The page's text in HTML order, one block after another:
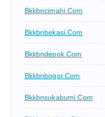
Bkkbncimahi.com
Bkkbnbekasi.com
Bkkbndepok.com
Bkkbnbogor.com
Bkkbnsukabumi.com